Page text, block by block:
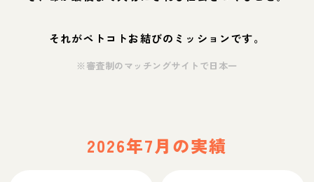
それがペトコトお結びのミッションです。
※審査制のマッチングサイトで日本一
2026年7月の実績